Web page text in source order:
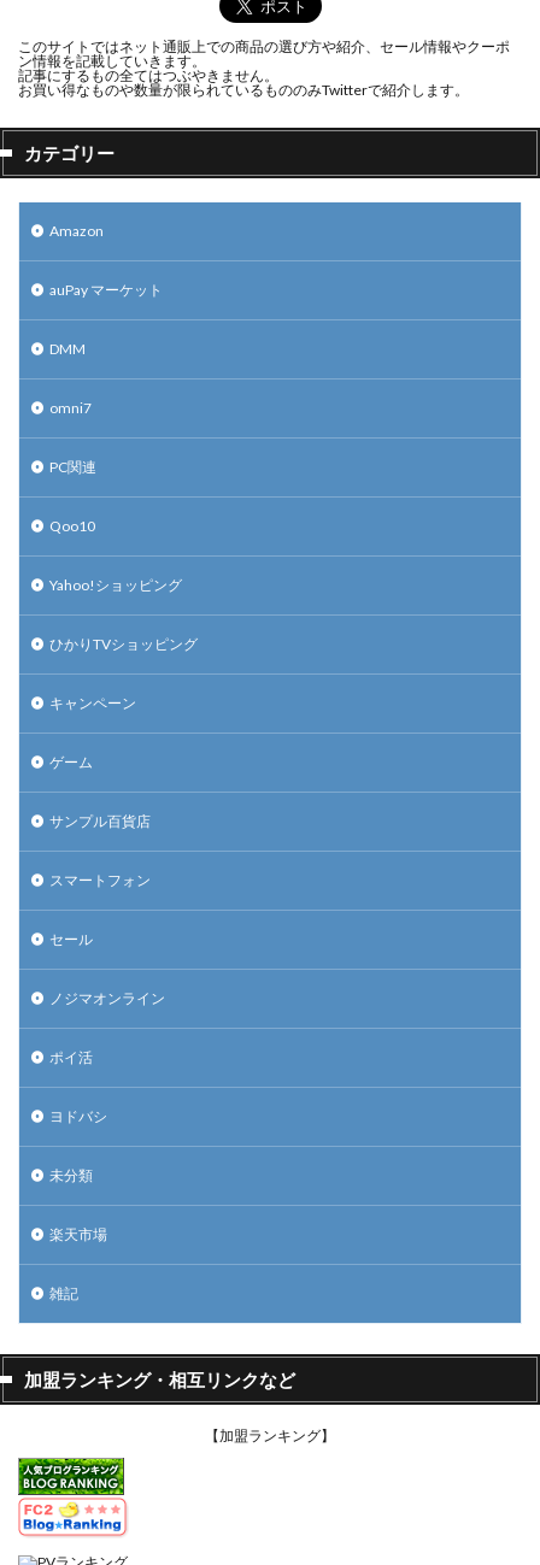
このサイトではネット通販上での商品の選び方や紹介、セール情報やクーポ
ン情報を記載していきます。
記事にするもの全てはつぶやきません。
お買い得なものや数量が限られているもののみTwitterで紹介します。
カテゴリー
Amazon
auPay マーケット
DMM
omni7
PC関連
Qoo10
Yahoo!ショッピング
ひかりTVショッピング
キャンペーン
ゲーム
サンプル百貨店
スマートフォン
セール
ノジマオンライン
ポイ活
ヨドバシ
未分類
楽天市場
雑記
加盟ランキング・相互リンクなど
【加盟ランキング】